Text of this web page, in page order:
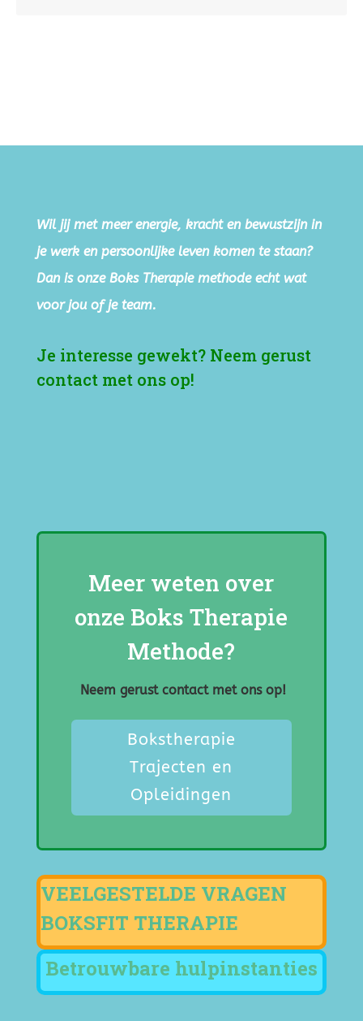
Wil jij met meer energie, kracht en bewustzijn in
je werk en persoonlijke leven komen te staan?
Dan is onze Boks Therapie methode echt wat
voor jou of je team.
Je interesse gewekt? Neem gerust
contact met ons op!
Meer weten over
onze Boks Therapie
Methode?
Neem gerust contact met ons op!
Bokstherapie
Trajecten en
Opleidingen
VEELGESTELDE VRAGEN
BOKSFIT THERAPIE
Betrouwbare hulpinstanties